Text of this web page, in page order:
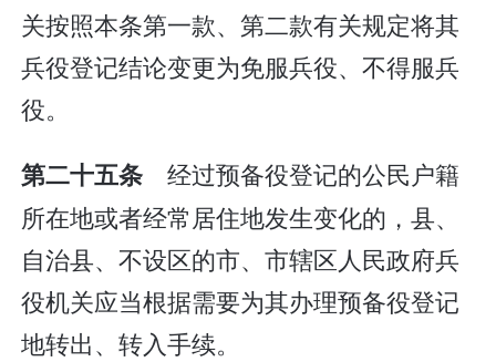
关按照本条第一款、第二款有关规定将其
兵役登记结论变更为免服兵役、不得服兵
役。
第二十五条经过预备役登记的公民户籍
所在地或者经常居住地发生变化的，县、
自治县、不设区的市、市辖区人民政府兵
役机关应当根据需要为其办理预备役登记
地转出、转入手续。